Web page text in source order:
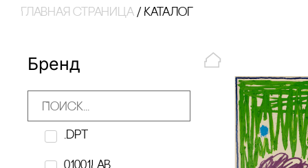
Главная страница / Каталог
Бренд
.dpt